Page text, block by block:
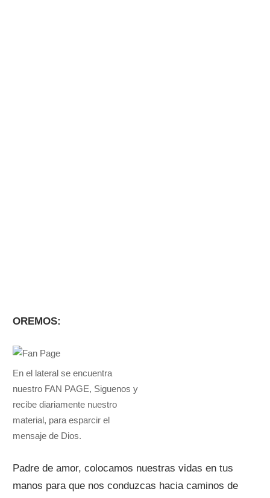
OREMOS:
En el lateral se encuentra
nuestro FAN PAGE, Siguenos y
recibe diariamente nuestro
material, para esparcir el
mensaje de Dios.
Padre de amor, colocamos nuestras vidas en tus
manos para que nos conduzcas hacia caminos de